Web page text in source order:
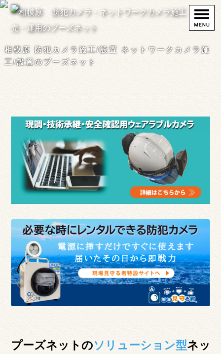
相模原 防犯カメラ施工/設置 ネットワークカメラ施
工/設置のプーズネット
プーズネットのソリューション型ネッ